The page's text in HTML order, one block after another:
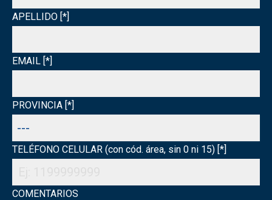
APELLIDO [*]
EMAIL [*]
PROVINCIA [*]
TELÉFONO CELULAR (con cód. área, sin 0 ni 15) [*]
COMENTARIOS